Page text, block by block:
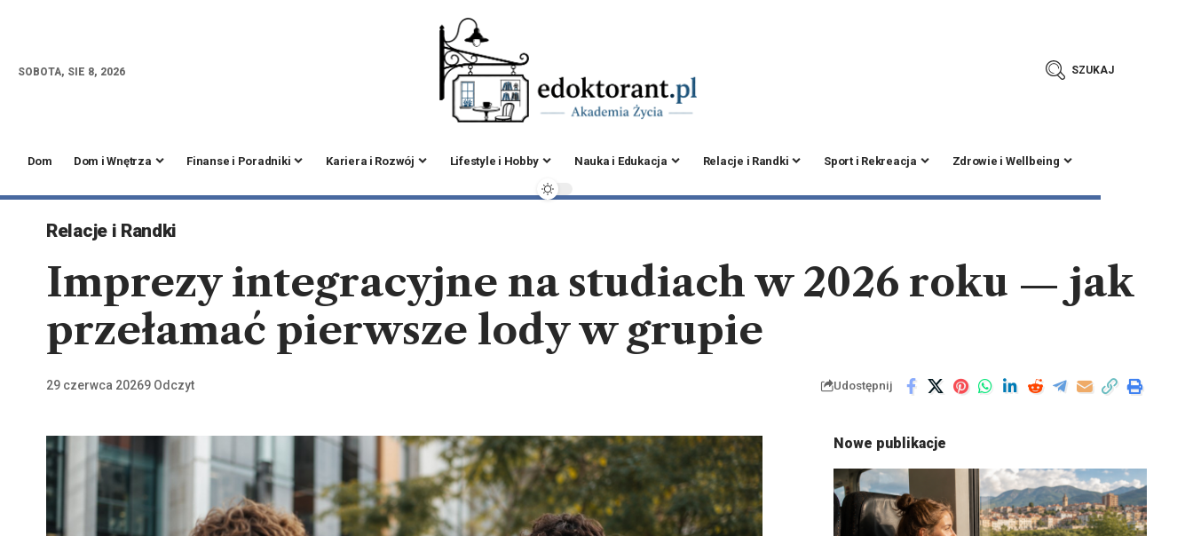
SOBOTA, SIE 8, 2026 SZUKAJ
Dom Dom i Wnętrza Finanse i Poradniki Kariera i Rozwój Lifestyle i Hobby Nauka i Edukacja Relacje i Randki Sport i Rekreacja Zdrowie i Wellbeing
Relacje i Randki
Imprezy integracyjne na studiach w 2026 roku — jak
przełamać pierwsze lody w grupie
29 czerwca 20269 Odczyt Udostępnij
Nowe publikacje